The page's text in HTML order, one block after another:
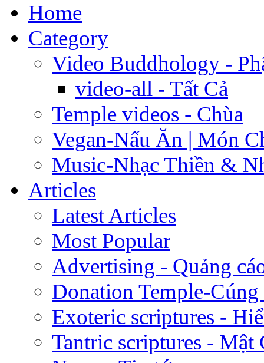
Home
Category
Video Buddhology -
video-all - Tất Cả
Temple videos - Chùa
Vegan-Nấu Ăn | Món
Music-Nhạc Thiền &
Articles
Latest Articles
Most Popular
Advertising - Quảng
Donation Temple-
Exoteric scriptures -
Tantric scriptures - Mật